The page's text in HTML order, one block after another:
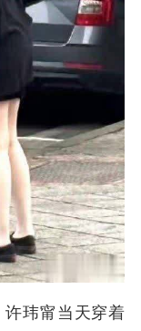
玮甯当天穿着